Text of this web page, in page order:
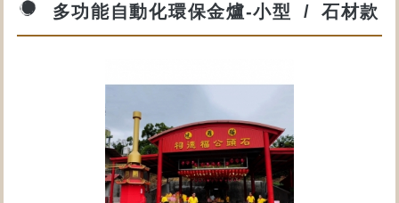
多功能自動化環保金爐-小型 石材款